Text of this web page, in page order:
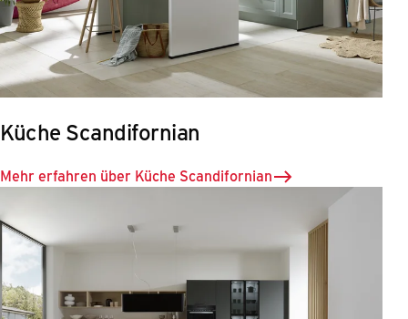
Küche Scandifornian
Mehr erfahren über Küche Scandifornian